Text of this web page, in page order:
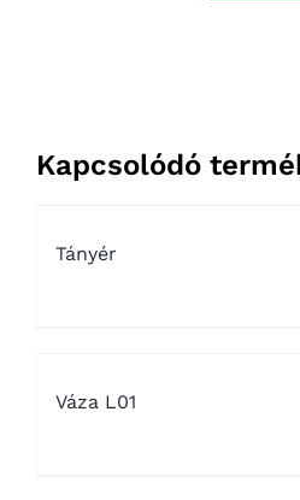
Kapcsolódó
Tányér
Váza L01